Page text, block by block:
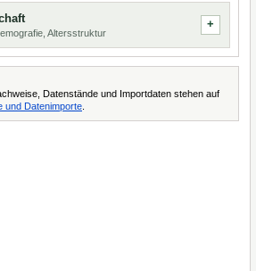
Altersstruktur
Datenstände und Importdaten stehen auf
und Datenimporte